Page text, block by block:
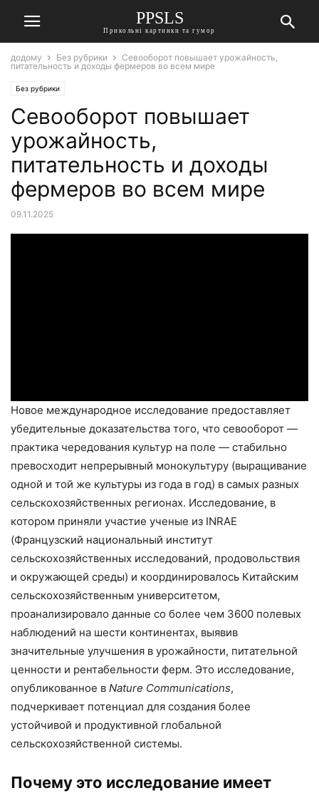
PPSLS
Прикольні картинки та гумор
додому Без рубрики
Севооборот повышает урожайность,
питательность и доходы фермеров во всем мире
Без рубрики
Севооборот повышает
урожайность,
питательность и доходы
фермеров во всем мире
09.11.2025
Новое международное исследование предоставляет
убедительные доказательства того, что севооборот —
практика чередования культур на поле — стабильно
превосходит непрерывный монокультуру (выращивание
одной и той же культуры из года в год) в самых разных
сельскохозяйственных регионах. Исследование, в
котором приняли участие ученые из INRAE
(Французский национальный институт
сельскохозяйственных исследований, продовольствия
и окружающей среды) и координировалось Китайским
сельскохозяйственным университетом,
проанализировало данные со более чем 3600 полевых
наблюдений на шести континентах, выявив
значительные улучшения в урожайности, питательной
ценности и рентабельности ферм. Это исследование,
опубликованное в Nature Communications,
подчеркивает потенциал для создания более
устойчивой и продуктивной глобальной
сельскохозяйственной системы.
Почему это исследование имеет